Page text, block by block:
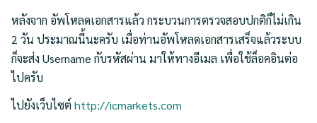
หลังจาก อัพโหลดเอกสารแล้ว กระบวนการตรวจสอบปกติก็ไม่เกิน
2 วัน ประมาณนี้นะครับ เมื่อท่านอัพโหลดเอกสารเสร็จแล้วระบบ
ก็จะส่ง Username กับรหัสผ่าน มาให้ทางอีเมล เพื่อใช้ล็อคอินต่อ
ไปครับ
ไปยังเว็บไซต์ http://icmarkets.com